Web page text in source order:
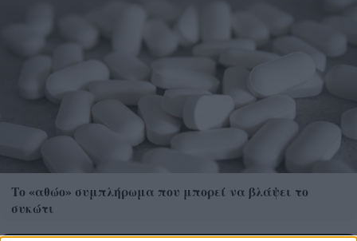
Το «αθώο» συμπλήρωμα που μπορεί να βλάψει το
συκώτι